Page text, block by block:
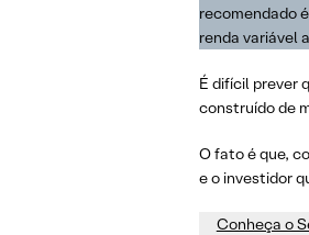
recomendado
renda variável
É difícil prever
construído de
O fato é que,
e o investidor
Conheça o